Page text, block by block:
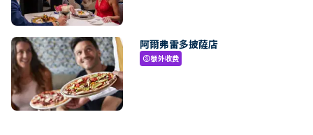
阿爾弗雷多披薩店
paid额外收费